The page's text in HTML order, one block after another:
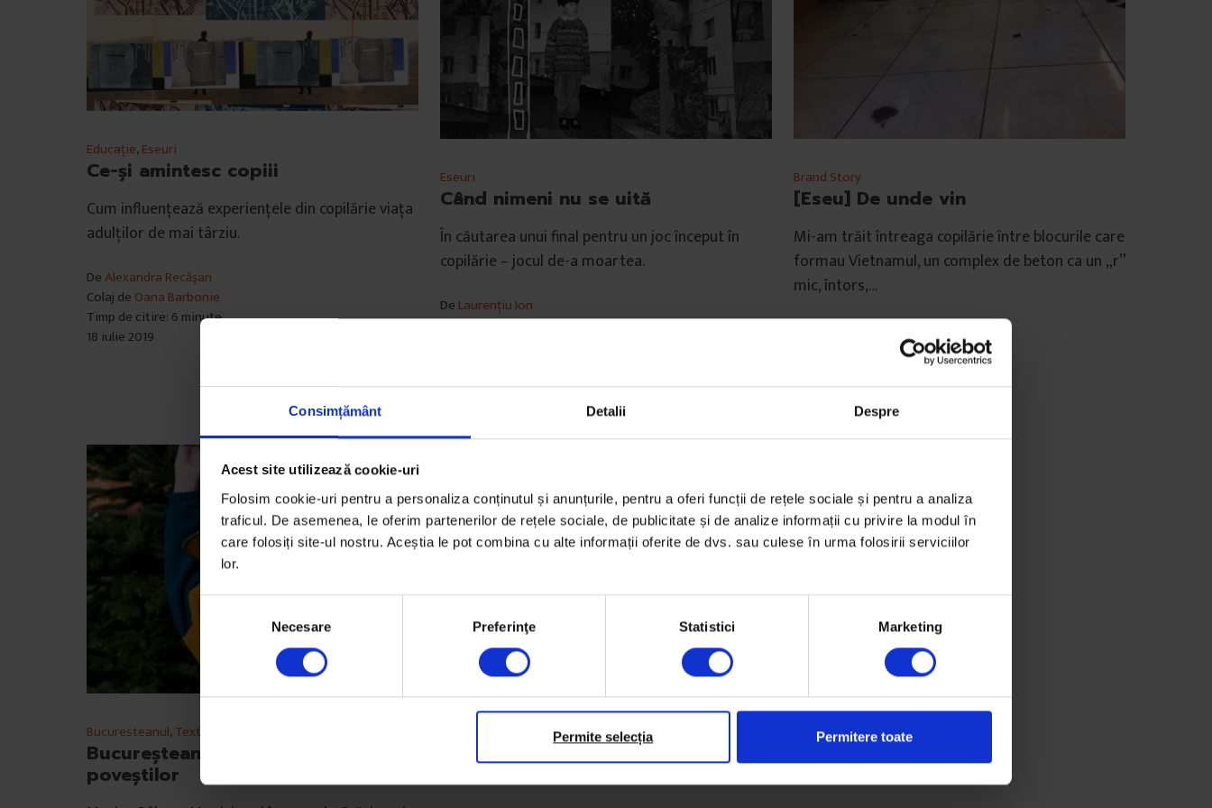
Consimțământ Detalii Despre
Acest site utilizează cookie-uri
Folosim cookie-uri pentru a personaliza conținutul și anunțurile, pentru a oferi funcții de rețele sociale și pentru a analiza
traficul. De asemenea, le oferim partenerilor de rețele sociale, de publicitate și de analize informații cu privire la modul în
care folosiți site-ul nostru. Aceștia le pot combina cu alte informații oferite de dvs. sau culese în urma folosirii serviciilor
lor.
e
c
i
a
c
Necesare Preferinţe Statistici Marketing
Permite selecția Permitere toate
Educație,Eseuri
Ce-și amintesc copiii
Cum influențează experiențele din copilărie viața
adulților de mai târziu.
DeAlexandra Recășan
Colaj de Oana Barbonie
Timp de citire: 6 minute
18 iulie 2019
Eseuri
Când nimeni nu se uită
În căutarea unui final pentru un joc început în
copilărie – jocul de-a moartea.
De Laurențiu Ion
Colaje deAnna Grozavu
Brand Story
[Eseu] De unde vin
Mi-am trăit întreaga copilărie între blocurile care
formau Vietnamul, un complex de beton ca un „r”
mic, întors,…
Timp de citire: 10 minute
Bucuresteanul,Texte
Bucureșteanul: Magicianul
poveștilor